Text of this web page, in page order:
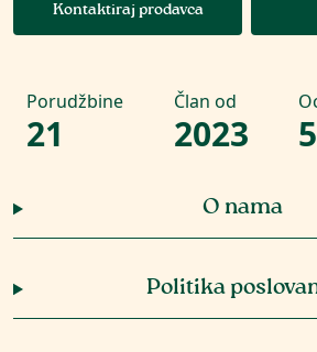
Kontaktiraj prodavca
Porudžbine
21
Član od
2023 5
O nama
Politika